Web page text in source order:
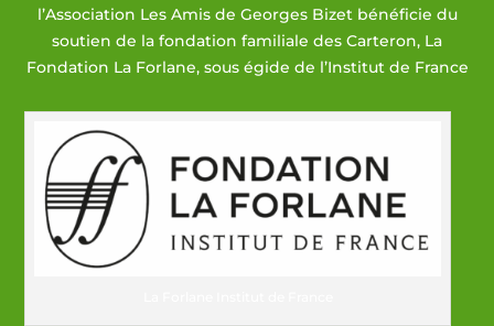
l’Association Les Amis de Georges Bizet bénéficie du
soutien de la fondation familiale des Carteron, La
Fondation La Forlane, sous égide de l’Institut de France